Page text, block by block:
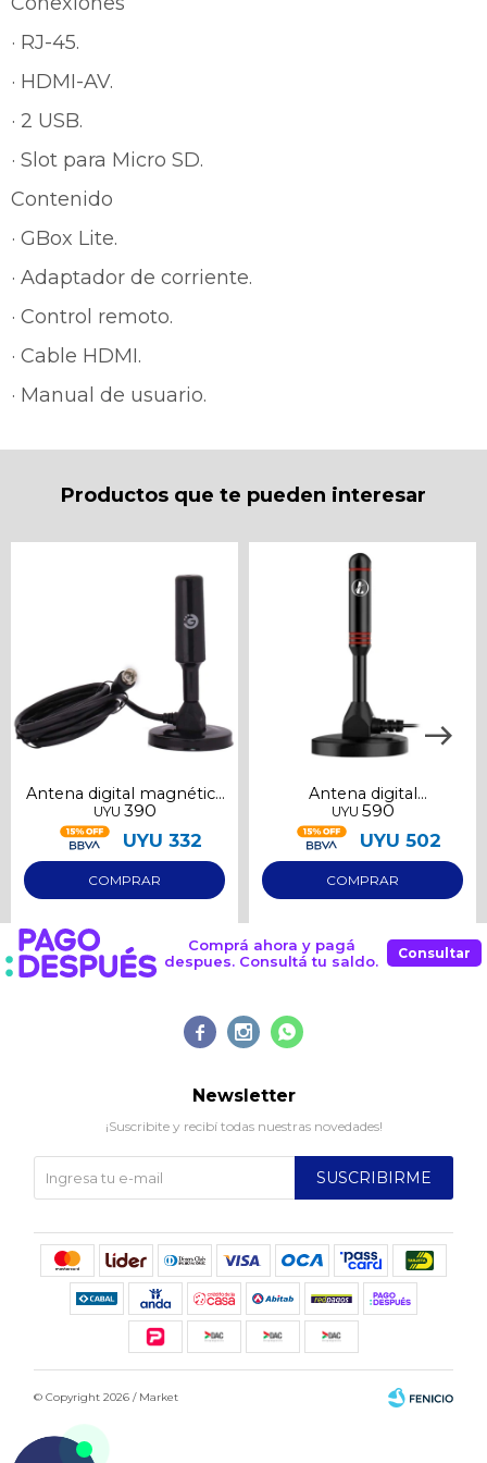
· RJ-45.
· HDMI-AV.
· 2 USB.
· Slot para Micro SD.
Contenido
· GBox Lite.
· Adaptador de corriente.
· Control remoto.
· Cable HDMI.
· Manual de usuario.
Productos que te pueden interesar
Antena digital magnética
Goldtech para interior
UYU 390
UYU 332
Antena digital
sintonizador para Tv
UYU 590
UYU 502
Comprá ahora y pagá
despues. Consultá tu saldo.
Consultar
  
Newsletter
¡Suscribite y recibí todas nuestras novedades!
SUSCRIBIRME
© Copyright 2026 / Market